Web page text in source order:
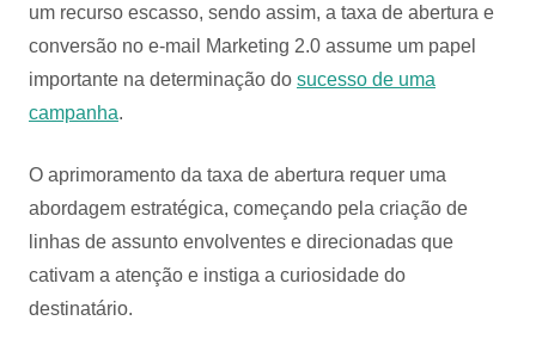
um recurso escasso, sendo assim, a taxa de abertura e
conversão no e-mail Marketing 2.0 assume um papel
importante na determinação do sucesso de uma
campanha.
O aprimoramento da taxa de abertura requer uma
abordagem estratégica, começando pela criação de
linhas de assunto envolventes e direcionadas que
cativam a atenção e instiga a curiosidade do
destinatário.